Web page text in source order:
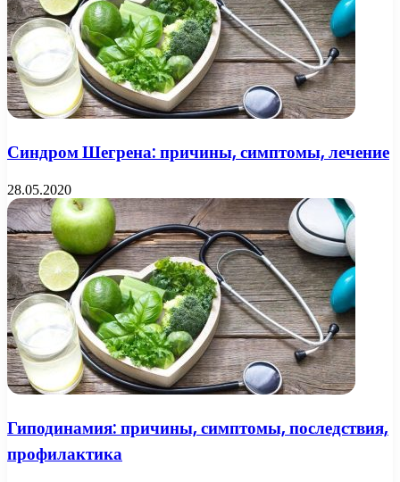
Синдром Шегрена: причины, симптомы, лечение
28.05.2020
Гиподинамия: причины, симптомы, последствия,
профилактика